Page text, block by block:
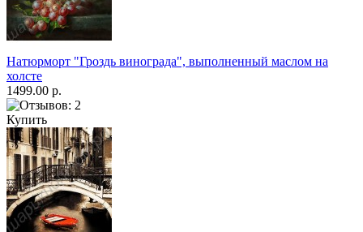
Натюрморт "Гроздь винограда", выполненный маслом на
холсте
1499.00 р.
Купить